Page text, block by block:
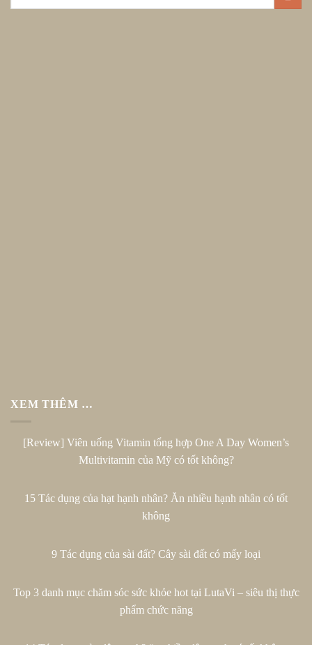
XEM THÊM …
[Review] Viên uống Vitamin tổng hợp One A Day Women’s
Multivitamin của Mỹ có tốt không?
15 Tác dụng của hạt hạnh nhân? Ăn nhiều hạnh nhân có tốt
không
9 Tác dụng của sài đất? Cây sài đất có mấy loại
Top 3 danh mục chăm sóc sức khỏe hot tại LutaVi – siêu thị thực
phẩm chức năng